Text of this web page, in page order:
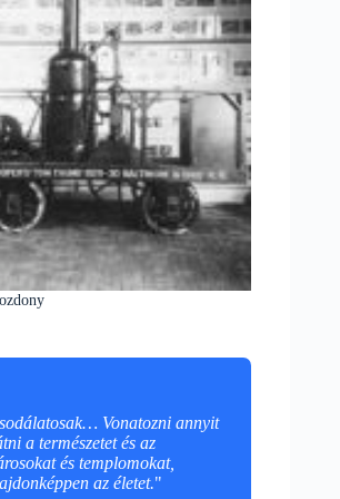
Vonatozni annyit
a természetet és az
és templomokat,
az életet."